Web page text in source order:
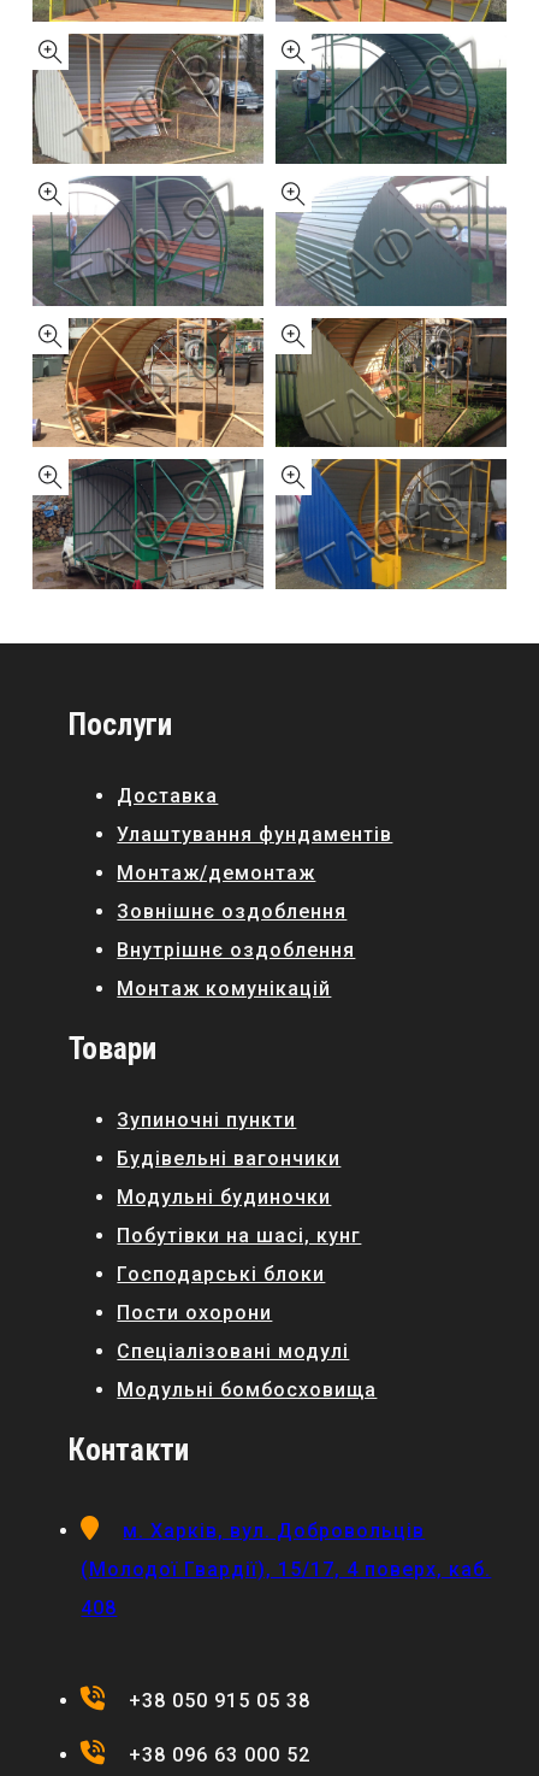
Послуги
Доставка
Улаштування фундаментів
Монтаж/демонтаж
Зовнішнє оздоблення
Внутрішнє оздоблення
Монтаж комунікацій
Товари
Зупиночні пункти
Будівельні вагончики
Модульні будиночки
Побутівки на шасі, кунг
Господарські блоки
Пости охорони
Спеціалізовані модулі
Модульні бомбосховища
Контакти
м. Харків, вул. Добровольців
(Молодої Гвардії), 15/17, 4 поверх, каб.
408
+38 050 915 05 38
+38 096 63 000 52